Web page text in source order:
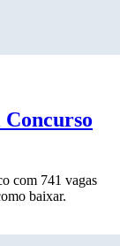
com 741 vagas
baixar.